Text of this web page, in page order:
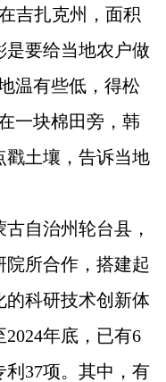
吉扎克州，面积
是要给当地农户做
温有些低，得松
一块棉田旁，韩
戳土壤，告诉当地
自治州轮台县，
院所合作，搭建起
的科研技术创新体
年底，已有6
37项。其中，有